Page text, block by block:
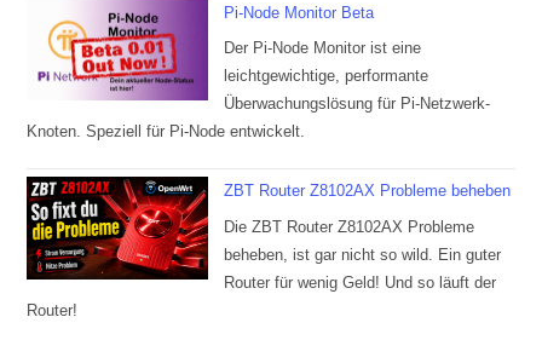
Pi-Node Monitor Beta
Der Pi-Node Monitor ist eine
leichtgewichtige, performante
Überwachungslösung für Pi-Netzwerk-
Knoten. Speziell für Pi-Node entwickelt.
ZBT Router Z8102AX Probleme beheben
Die ZBT Router Z8102AX Probleme
beheben, ist gar nicht so wild. Ein guter
Router für wenig Geld! Und so läuft der
Router!